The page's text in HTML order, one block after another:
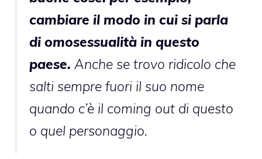
cambiare il modo in cui si parla
di omosessualità in questo
paese. Anche se trovo ridicolo che
salti sempre fuori il suo nome
quando c’è il coming out di questo
o quel personaggio.